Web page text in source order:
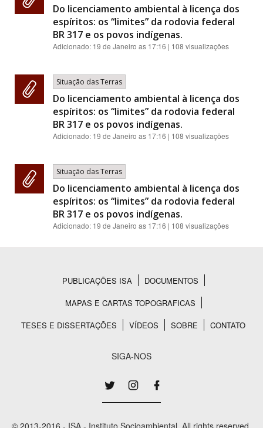
Do licenciamento ambiental à licença dos
espíritos: os “limites” da rodovia federal
BR 317 e os povos indígenas.
Adicionado: 19 de Janeiro as 17:16 | 108 visualizações
Situação das Terras
Do licenciamento ambiental à licença dos
espíritos: os “limites” da rodovia federal
BR 317 e os povos indígenas.
Adicionado: 19 de Janeiro as 17:16 | 108 visualizações
Situação das Terras
Do licenciamento ambiental à licença dos
espíritos: os “limites” da rodovia federal
BR 317 e os povos indígenas.
Adicionado: 19 de Janeiro as 17:16 | 108 visualizações
Rodapé
PUBLICAÇÕES ISA
DOCUMENTOS
MAPAS E CARTAS TOPOGRAFICAS
TESES E DISSERTAÇÕES
VÍDEOS SOBRE CONTATO
SIGA-NOS
© 2013-2016 - ISA - Instituto Socioambiental. All rights reserved.